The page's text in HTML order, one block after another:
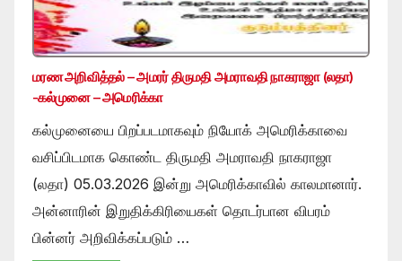
மரண அறிவித்தல் – அமரர் திருமதி அமராவதி நாகராஜா (லதா)
-கல்முனை – அமெரிக்கா
கல்முனையை பிறப்படமாகவும் நியோக் அமெரிக்காவை
வசிப்பிடமாக கொண்ட திருமதி அமராவதி நாகராஜா
(லதா) 05.03.2026 இன்று அமெரிக்காவில் காலமானார்.
அன்னாரின் இறுதிக்கிரியைகள் தொடர்பான விபரம்
பின்னர் அறிவிக்கப்படும் …